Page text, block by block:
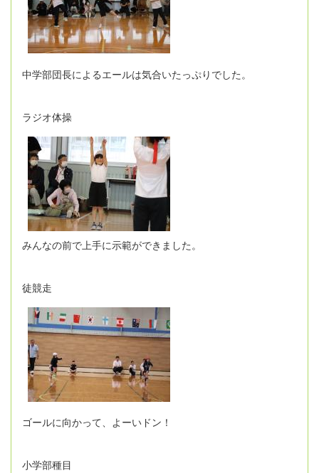
中学部団長によるエールは気合いたっぷりでした。
ラジオ体操
みんなの前で上手に示範ができました。
徒競走
ゴールに向かって、よーいドン！
小学部種目